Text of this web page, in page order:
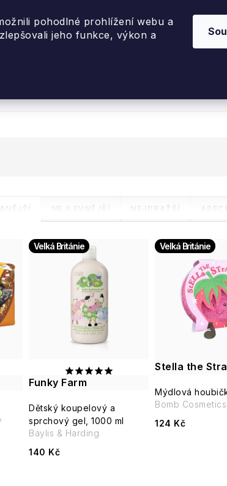
pohodlné prohlížení webu a
jeho funkce, výkon a
NEJLEVNĚJŠÍ NEJDRAŽŠÍ
Funky Farm
Velká Británie
Dětský koupelový a
sprchový gel, 1000 ml
140 Kč
Baylis & Harding
Stella the
Velká Británie
Mýdlová
124 Kč
Bomb Cosmetics